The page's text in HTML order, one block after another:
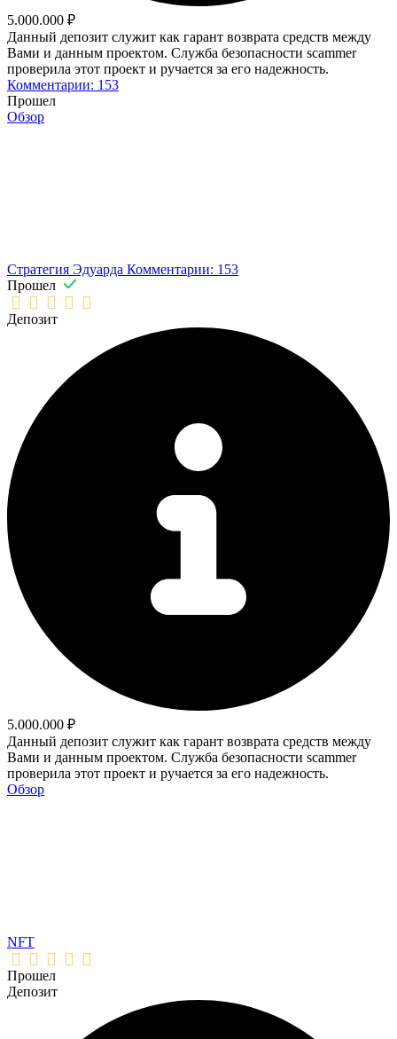
5.000.000 ₽
Данный депозит служит как гарант возврата средств между
Вами и данным проектом. Служба безопасности scammer
проверила этот проект и ручается за его надежность.
Комментарии: 153
Прошел
Обзор
Стратегия Эдуарда Комментарии: 153
Прошел
Депозит
5.000.000 ₽
Данный депозит служит как гарант возврата средств между
Вами и данным проектом. Служба безопасности scammer
проверила этот проект и ручается за его надежность.
Обзор
NFT
Прошел
Депозит